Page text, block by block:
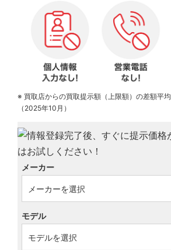
※ 買取店からの買取提示額（上限額）の差額平均
（2025年10月）
メーカー
モデル